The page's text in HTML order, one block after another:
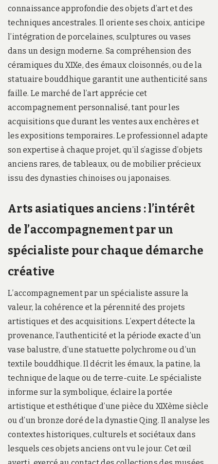
connaissance approfondie des objets d’art et des
techniques ancestrales. Il oriente ses choix, anticipe
l’intégration de porcelaines, sculptures ou vases
dans un design moderne. Sa compréhension des
céramiques du XIXe, des émaux cloisonnés, ou de la
statuaire bouddhique garantit une authenticité sans
faille. Le marché de l’art apprécie cet
accompagnement personnalisé, tant pour les
acquisitions que durant les ventes aux enchères et
les expositions temporaires. Le professionnel adapte
son expertise à chaque projet, qu’il s’agisse d’objets
anciens rares, de tableaux, ou de mobilier précieux
issu des dynasties chinoises ou japonaises.
Arts asiatiques anciens : l’intérêt
de l’accompagnement par un
spécialiste pour chaque démarche
créative
L’accompagnement par un spécialiste assure la
valeur, la cohérence et la pérennité des projets
artistiques et des acquisitions. L’expert détecte la
provenance, l’authenticité et la période exacte d’un
vase balustre, d’une statuette polychrome ou d’un
textile bouddhique. Il décrit les émaux, la patine, la
technique de laque ou de terre-cuite. Le spécialiste
informe sur la symbolique, éclaire la portée
artistique et esthétique d’une pièce du XIXème siècle
ou d’un bronze doré de la dynastie Qing. Il analyse les
contextes historiques, culturels et sociétaux dans
lesquels ces objets anciens ont vu le jour. Cet œil